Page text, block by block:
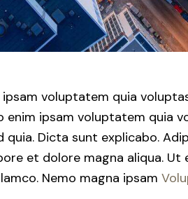
voluptatem quia
enim ipsam voluptatem quia
Dicta sunt explicabo.
et dolore magna aliqua. Ut
Nemo magna ipsam